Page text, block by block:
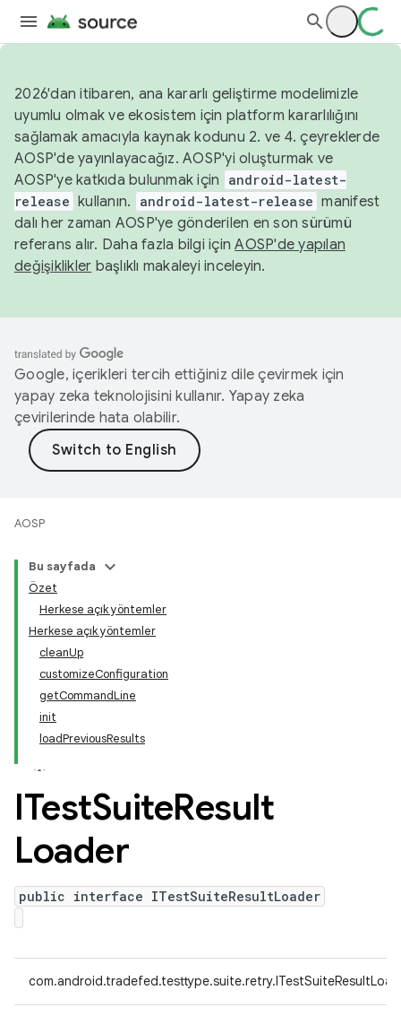
2026'dan itibaren, ana kararlı geliştirme modelimizle
uyumlu olmak ve ekosistem için platform kararlılığını
sağlamak amacıyla kaynak kodunu 2. ve 4. çeyreklerde
AOSP'de yayınlayacağız. AOSP'yi oluşturmak ve
AOSP'ye katkıda bulunmak için
android-latest-
release kullanın. android-latest-release manifest
dalı her zaman AOSP'ye gönderilen en son sürümü
referans alır. Daha fazla bilgi içinAOSP'de yapılan
değişiklikler başlıklı makaleyi inceleyin.
Google, içerikleri tercih ettiğiniz dile çevirmek için
yapay zeka teknolojisini kullanır. Yapay zeka
çevirilerinde hata olabilir.
AOSP
Bu sayfada
Özet
Herkese açık yöntemler
Herkese açık yöntemler
cleanUp
customizeConfiguration
getCommandLine
init
loadPreviousResults
ITestSuiteResult
Loader
public interface ITestSuiteResultLoader